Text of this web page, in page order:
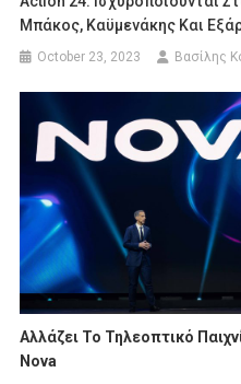
Μπάκος, Καϋμενάκης Και
October 23, 2023 Βασίλης
Αλλάζει Το Τηλεοπτικό
Nova